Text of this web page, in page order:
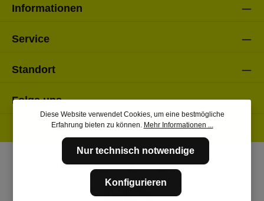
Informationen
Service
Standort
Folge uns
Diese Website verwendet Cookies, um eine bestmögliche
Erfahrung bieten zu können. Mehr Informationen ...
Nur technisch notwendige
Konfigurieren